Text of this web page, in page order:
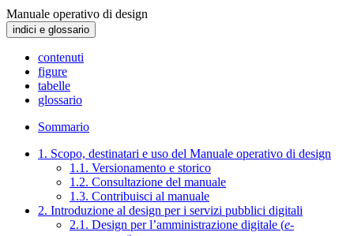
Manuale operativo di design
indici e glossario
contenuti
figure
tabelle
glossario
Sommario
1. Scopo, destinatari e uso del Manuale operativo di design
1.1. Versionamento e storico
1.2. Consultazione del manuale
1.3. Contribuisci al manuale
2. Introduzione al design per i servizi pubblici digitali
2.1. Design per l’amministrazione digitale (e-